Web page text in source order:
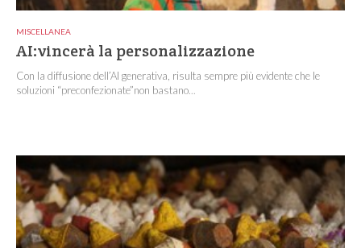
MISCELLANEA
AI:vincerà la personalizzazione
Con la diffusione dell’AI generativa, risulta sempre più evidente che le
soluzioni “preconfezionate”non bastano...